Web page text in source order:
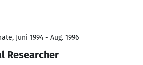
Juni 1994 - Aug. 1996
Researcher